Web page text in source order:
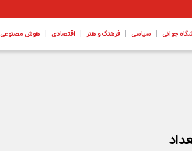
جوانی | سیاسی | فرهنگ و هنر | اقتصادی | هوش مصنوعی،